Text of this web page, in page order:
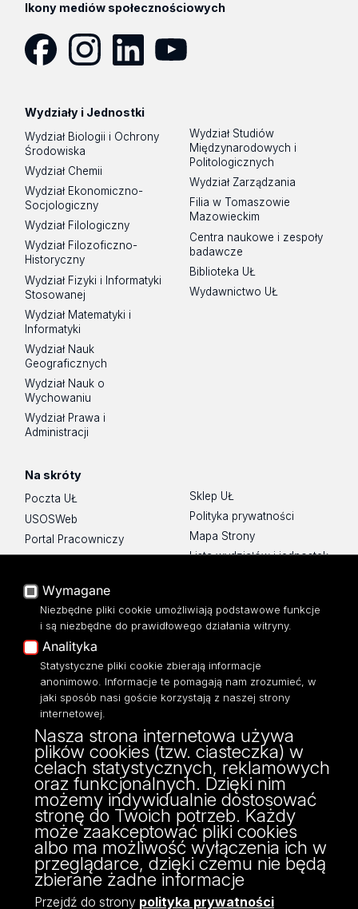
Ikony mediów społecznościowych
Wydziały i Jednostki
Wydział Biologii i Ochrony
Środowiska
Wydział Chemii
Wydział Ekonomiczno-
Socjologiczny
Wydział Filologiczny
Wydział Filozoficzno-
Historyczny
Wydział Fizyki i Informatyki
Stosowanej
Wydział Matematyki i
Informatyki
Wydział Nauk
Geograficznych
Wydział Nauk o
Wychowaniu
Wydział Prawa i
Administracji
Wydział Studiów
Międzynarodowych i
Politologicznych
Wydział Zarządzania
Filia w Tomaszowie
Mazowieckim
Centra naukowe i zespoły
badawcze
Biblioteka UŁ
Wydawnictwo UŁ
Na skróty
Poczta UŁ
USOSWeb
Portal Pracowniczy
Baza Aktów Własnych
Moodle
Eksperci UŁ
Polityka Prywatności
Dostępność
Sklep UŁ
Polityka prywatności
Mapa Strony
Lista wydziałów i jednostek
ul. Pomorska 171/173
90-236 Łódź
kontakt@filologia.uni.lodz.pl
tel: 42/665 51 06
fax: 42/665 52 54
Wymagane
Niezbędne pliki cookie umożliwiają podstawowe funkcje
i są niezbędne do prawidłowego działania witryny.
Analityka
Statystyczne pliki cookie zbierają informacje
anonimowo. Informacje te pomagają nam zrozumieć, w
jaki sposób nasi goście korzystają z naszej strony
internetowej.
Nasza strona internetowa używa
plików cookies (tzw. ciasteczka) w
celach statystycznych, reklamowych
oraz funkcjonalnych. Dzięki nim
możemy indywidualnie dostosować
stronę do Twoich potrzeb. Każdy
może zaakceptować pliki cookies
albo ma możliwość wyłączenia ich w
przeglądarce, dzięki czemu nie będą
zbierane żadne informacje
Przejdź do strony polityka prywatności